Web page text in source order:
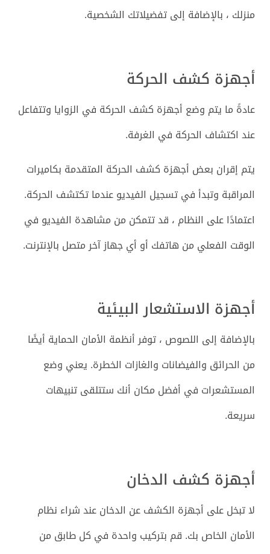
منزلك ، بالإضافة إلى تفضيلاتك الشخصية.
أجهزة كشف الحركة
عادةً ما يتم وضع أجهزة كشف الحركة في الزوايا وتتفاعل
عند اكتشاف الحركة في الغرفة.
يتم إقران بعض أجهزة كشف الحركة المتقدمة بكاميرات
المراقبة وتبدأ في تسجيل الفيديو عندما تكتشف الحركة.
اعتمادًا على النظام ، قد تتمكن من مشاهدة الفيديو في
الوقت الفعلي من هاتفك أو أي جهاز آخر متصل بالإنترنت.
أجهزة الاستشعار البيئية
بالإضافة إلى اللصوص ، توفر أنظمة الأمان الحماية أيضًا
من الحرائق والفيضانات والغازات الخطرة. يعني وضع
المستشعرات في أفضل مكان أنك ستتلقى تنبيهات
سريعة.
أجهزة كشف الدخان
لا تبخل على أجهزة الكشف عن الدخان عند شراء نظام
الأمان الخاص بك. قم بتركيب واحدة في كل طابق من